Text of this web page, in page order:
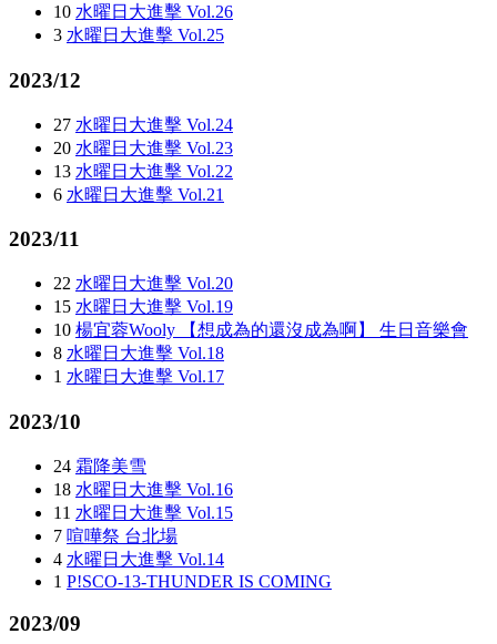
10 水曜日大進擊 Vol.26
3 水曜日大進擊 Vol.25
2023/12
27 水曜日大進擊 Vol.24
20 水曜日大進擊 Vol.23
13 水曜日大進擊 Vol.22
6 水曜日大進擊 Vol.21
2023/11
22 水曜日大進擊 Vol.20
15 水曜日大進擊 Vol.19
10 楊宜蓉Wooly 【想成為的還沒成為啊】 生日音樂會
8 水曜日大進擊 Vol.18
1 水曜日大進擊 Vol.17
2023/10
24 霜降美雪
18 水曜日大進擊 Vol.16
11 水曜日大進擊 Vol.15
7 喧嘩祭 台北場
4 水曜日大進擊 Vol.14
1 P!SCO-13-THUNDER IS COMING
2023/09